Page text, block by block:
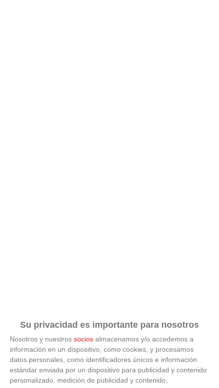
Su privacidad es importante para nosotros
Nosotros y nuestros socios almacenamos y/o accedemos a
información en un dispositivo, como cookies, y procesamos
datos personales, como identificadores únicos e información
estándar enviada por un dispositivo para publicidad y contenido
personalizado, medición de publicidad y contenido,